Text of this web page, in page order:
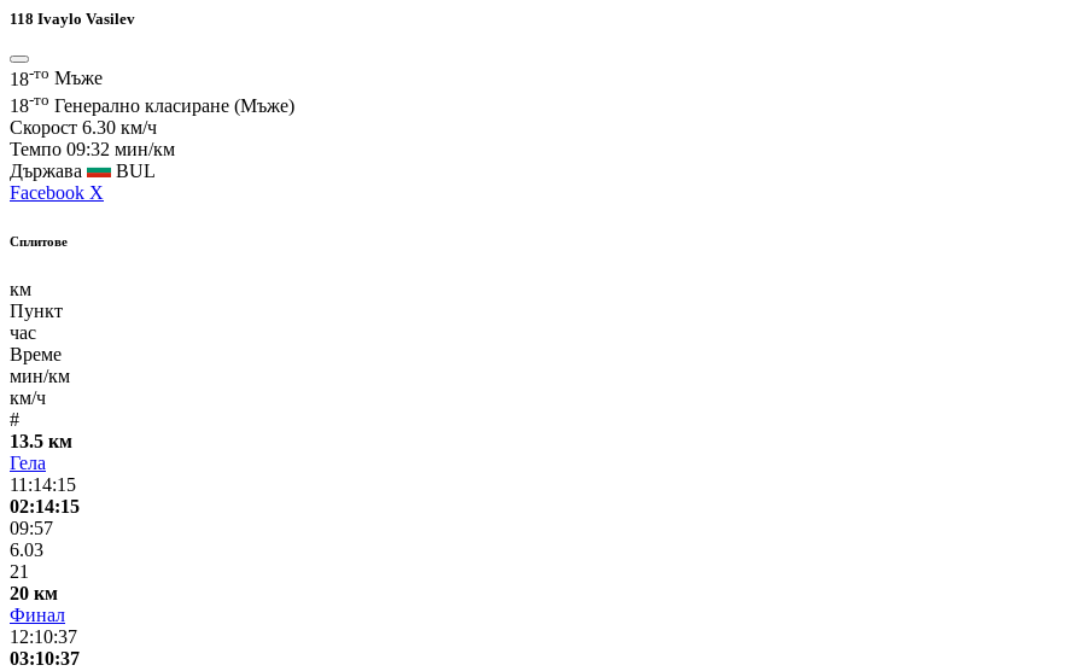
118 Ivaylo Vasilev
18-то Мъже
18-то Генерално класиране (Мъже)
Скорост 6.30 км/ч
Темпо 09:32 мин/км
Държава
BUL
Facebook X
Сплитове
км
Пункт
час
Време
мин/км
км/ч
#
13.5 км
Гела
11:14:15
02:14:15
09:57
6.03
21
20 км
Финал
12:10:37
03:10:37